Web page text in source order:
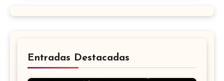
Entradas Destacadas